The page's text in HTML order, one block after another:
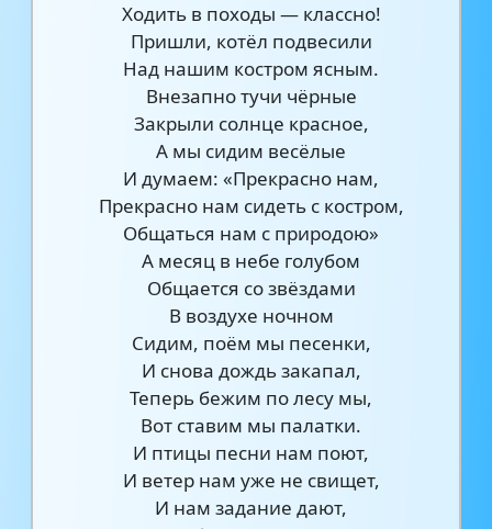
Ходить в походы — классно!
Пришли, котёл подвесили
Над нашим костром ясным.
Внезапно тучи чёрные
Закрыли солнце красное,
А мы сидим весёлые
И думаем: «Прекрасно нам,
Прекрасно нам сидеть с костром,
Общаться нам с природою»
А месяц в небе голубом
Общается со звёздами
В воздухе ночном
Сидим, поём мы песенки,
И снова дождь закапал,
Теперь бежим по лесу мы,
Вот ставим мы палатки.
И птицы песни нам поют,
И ветер нам уже не свищет,
И нам задание дают,